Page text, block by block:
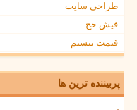
طراحی سایت
فیش حج
قیمت بیسیم
پربیننده ترین ها